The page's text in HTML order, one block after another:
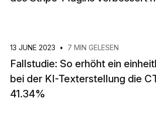
13 JUNE 2023 • 7 MIN GELESEN
Fallstudie: So erhöht ein
bei der KI-Texterstellung die
41.34%